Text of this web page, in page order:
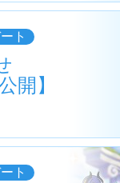
ト
開】
ト